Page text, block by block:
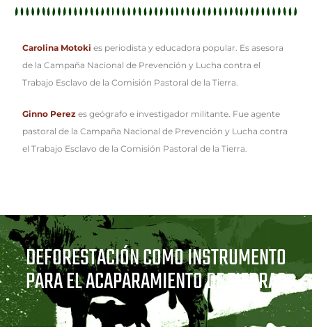
Carolina Motokies periodista y educadora popular. Es asesora
de la Campaña Nacional de Prevención y Lucha contra el
Trabajo Esclavo de la Comisión Pastoral de la Tierra.
Ginno Perezes geógrafo e investigador militante. Fue agente
pastoral de la Campaña Nacional de Prevención y Lucha contra
el Trabajo Esclavo de la Comisión Pastoral de la Tierra.
DEFORESTACIÓN COMO INSTRUMENTO
PARA EL ACAPARAMIENTO DE TIERRAS